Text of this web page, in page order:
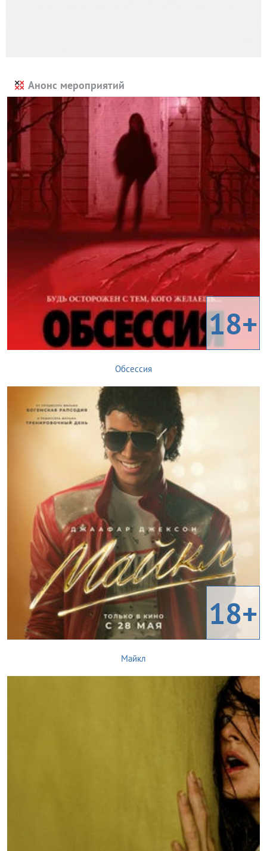
Анонс мероприятий
18+
Обсессия
18+
Майкл